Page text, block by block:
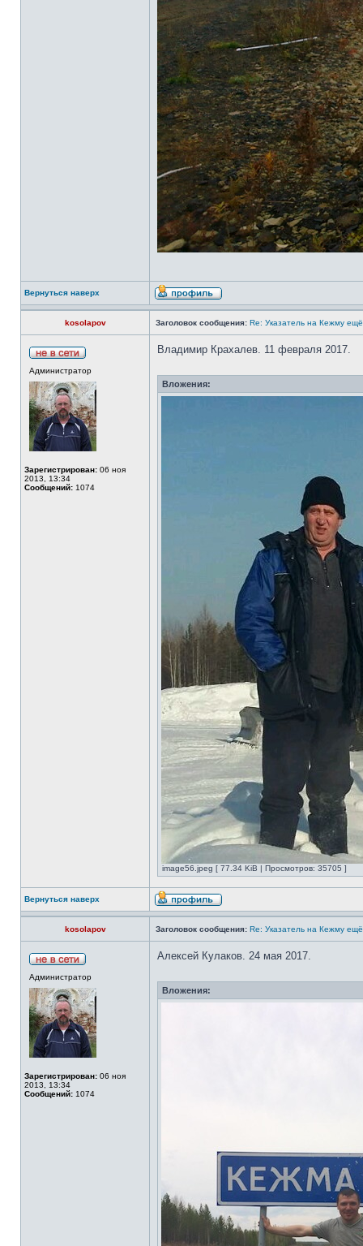
Вернуться наверх
kosolapov Заголовок сообщения: Re: Указатель на Кежму
Администратор
Зарегистрирован: 06 ноя
2013, 13:34
Сообщений: 1074
Владимир Крахалев. 11 февраля 2017.
Вложения:
image56.jpeg [ 77.34 KiB | Просмотров: 35705 ]
Вернуться наверх
kosolapov Заголовок сообщения: Re: Указатель на Кежму
Администратор
Зарегистрирован: 06 ноя
2013, 13:34
Сообщений: 1074
Алексей Кулаков. 24 мая 2017.
Вложения: